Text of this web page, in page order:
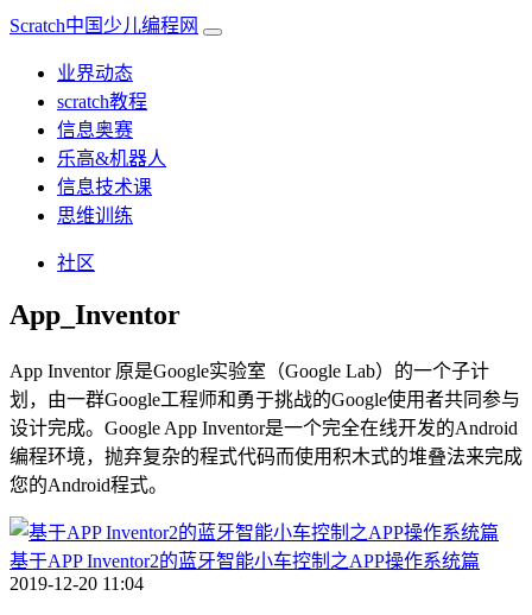
Scratch中国少儿编程网
业界动态
scratch教程
信息奥赛
乐高&机器人
信息技术课
思维训练
社区
App_Inventor
App Inventor 原是Google实验室（Google Lab）的一个子计
划，由一群Google工程师和勇于挑战的Google使用者共同参与
设计完成。Google App Inventor是一个完全在线开发的Android
编程环境，抛弃复杂的程式代码而使用积木式的堆叠法来完成
您的Android程式。
基于APP Inventor2的蓝牙智能小车控制之APP操作系统篇
2019-12-20 11:04